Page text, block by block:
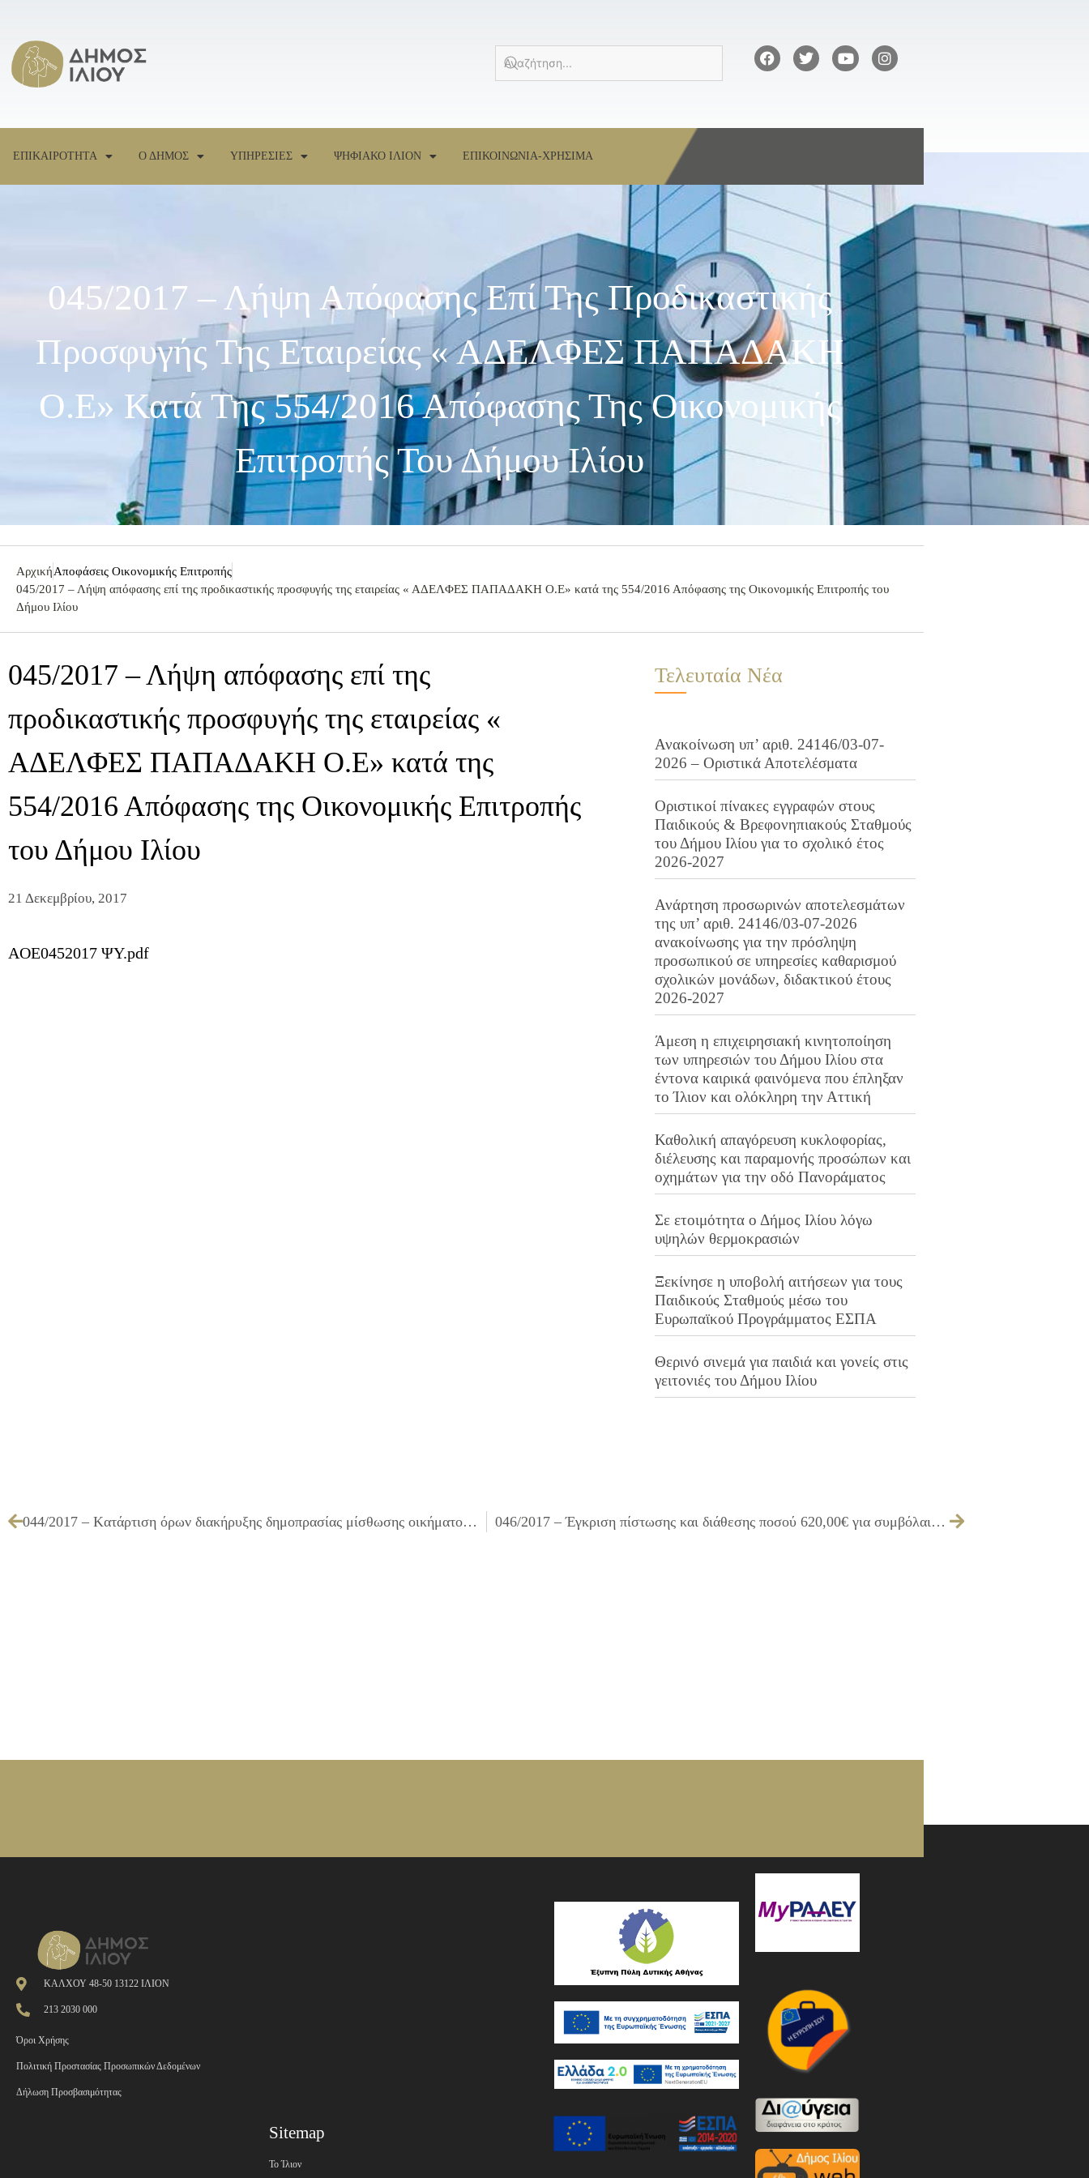
ΕΠΙΚΑΙΡΟΤΗΤΑ Ο ΔΗΜΟΣ ΥΠΗΡΕΣΙΕΣ ΨΗΦΙΑΚΟ ΙΛΙΟΝ ΕΠΙΚΟΙΝΩΝΙΑ-ΧΡΗΣΙΜΑ
045/2017 – Λήψη Απόφασης Επί Της Προδικαστικής
Προσφυγής Της Εταιρείας « ΑΔΕΛΦΕΣ ΠΑΠΑΔΑΚΗ
Ο.Ε» Κατά Της 554/2016 Απόφασης Της Οικονομικής
Επιτροπής Του Δήμου Ιλίου
ΑρχικήΑποφάσεις Οικονομικής Επιτροπής
045/2017 – Λήψη απόφασης επί της προδικαστικής προσφυγής της εταιρείας « ΑΔΕΛΦΕΣ ΠΑΠΑΔΑΚΗ Ο.Ε» κατά της 554/2016 Απόφασης της Οικονομικής Επιτροπής του
Δήμου Ιλίου
045/2017 – Λήψη απόφασης επί της
προδικαστικής προσφυγής της εταιρείας «
ΑΔΕΛΦΕΣ ΠΑΠΑΔΑΚΗ Ο.Ε» κατά της
554/2016 Απόφασης της Οικονομικής Επιτροπής
του Δήμου Ιλίου
21 Δεκεμβρίου, 2017
AOE0452017 ΨΥ.pdf
Τελευταία Νέα
Ανακοίνωση υπ’ αριθ. 24146/03-07-
2026 – Οριστικά Αποτελέσματα
Οριστικοί πίνακες εγγραφών στους
Παιδικούς & Βρεφονηπιακούς Σταθμούς
του Δήμου Ιλίου για το σχολικό έτος
2026-2027
Ανάρτηση προσωρινών αποτελεσμάτων
της υπ’ αριθ. 24146/03-07-2026
ανακοίνωσης για την πρόσληψη
προσωπικού σε υπηρεσίες καθαρισμού
σχολικών μονάδων, διδακτικού έτους
2026-2027
Άμεση η επιχειρησιακή κινητοποίηση
των υπηρεσιών του Δήμου Ιλίου στα
έντονα καιρικά φαινόμενα που έπληξαν
το Ίλιον και ολόκληρη την Αττική
Καθολική απαγόρευση κυκλοφορίας,
διέλευσης και παραμονής προσώπων και
οχημάτων για την οδό Πανοράματος
Σε ετοιμότητα ο Δήμος Ιλίου λόγω
υψηλών θερμοκρασιών
Ξεκίνησε η υποβολή αιτήσεων για τους
Παιδικούς Σταθμούς μέσω του
Ευρωπαϊκού Προγράμματος ΕΣΠΑ
Θερινό σινεμά για παιδιά και γονείς στις
γειτονιές του Δήμου Ιλίου
044/2017 – Kατάρτιση όρων διακήρυξης δημοπρασίας μίσθωσης οικήματος προς χρήση του για τη στέγαση του Συμβουλευτικού Κέντρου ΚΕΘΕΑ Δήμου Ιλίου 046/2017 – Έγκριση πίστωσης και διάθεσης ποσού 620,00€ για συμβόλαιο συντήρησης λογισμικού ΚΕΠ Υγείας
ΚΑΛΧΟΥ 48-50 13122 ΙΛΙΟΝ
213 2030 000
Όροι Χρήσης
Πολιτική Προστασίας Προσωπικών Δεδομένων
Δήλωση Προσβασιμότητας
Sitemap
Το Ίλιον